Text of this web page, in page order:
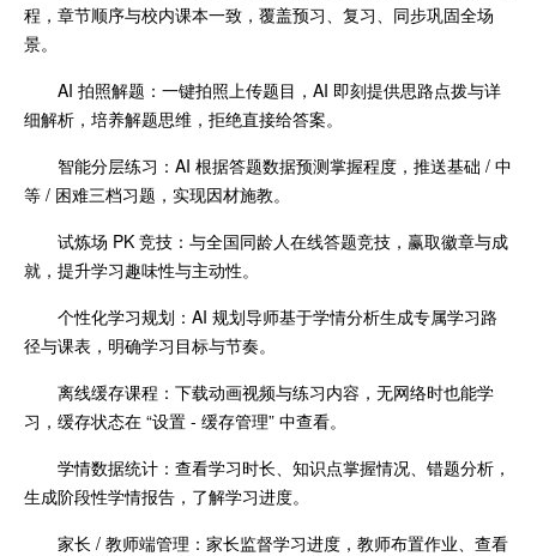
程，章节顺序与校内课本一致，覆盖预习、复习、同步巩固全场
景。
AI 拍照解题：一键拍照上传题目，AI 即刻提供思路点拨与详
细解析，培养解题思维，拒绝直接给答案。
智能分层练习：AI 根据答题数据预测掌握程度，推送基础 / 中
等 / 困难三档习题，实现因材施教。
试炼场 PK 竞技：与全国同龄人在线答题竞技，赢取徽章与成
就，提升学习趣味性与主动性。
个性化学习规划：AI 规划导师基于学情分析生成专属学习路
径与课表，明确学习目标与节奏。
离线缓存课程：下载动画视频与练习内容，无网络时也能学
习，缓存状态在 “设置 - 缓存管理” 中查看。
学情数据统计：查看学习时长、知识点掌握情况、错题分析，
生成阶段性学情报告，了解学习进度。
家长 / 教师端管理：家长监督学习进度，教师布置作业、查看